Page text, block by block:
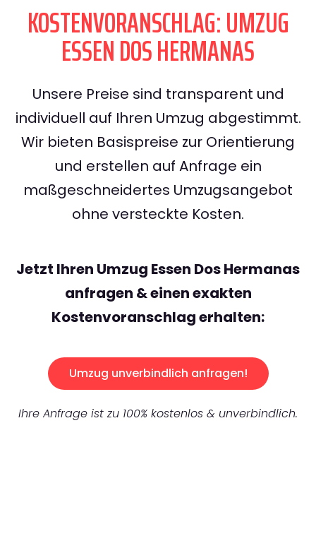
KOSTENVORANSCHLAG: UMZUG
ESSEN DOS HERMANAS
Unsere Preise sind transparent und
individuell auf Ihren Umzug abgestimmt.
Wir bieten Basispreise zur Orientierung
und erstellen auf Anfrage ein
maßgeschneidertes Umzugsangebot
ohne versteckte Kosten.
Jetzt Ihren Umzug Essen Dos Hermanas
anfragen & einen exakten
Kostenvoranschlag erhalten:
Umzug unverbindlich anfragen!
Ihre Anfrage ist zu 100% kostenlos & unverbindlich.